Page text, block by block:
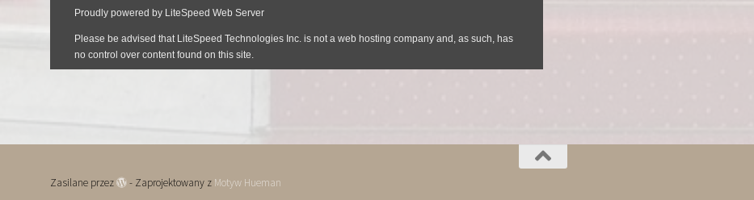
Zasilane przez - Zaprojektowany z Motyw Hueman